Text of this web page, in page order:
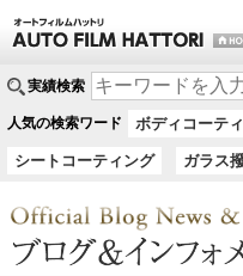
実績検索
人気の検索ワード ボディコーテ
シートコーティング ガラス